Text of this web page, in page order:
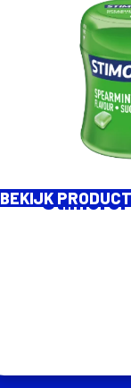
Stimorol
BEKIJK PRODUCT